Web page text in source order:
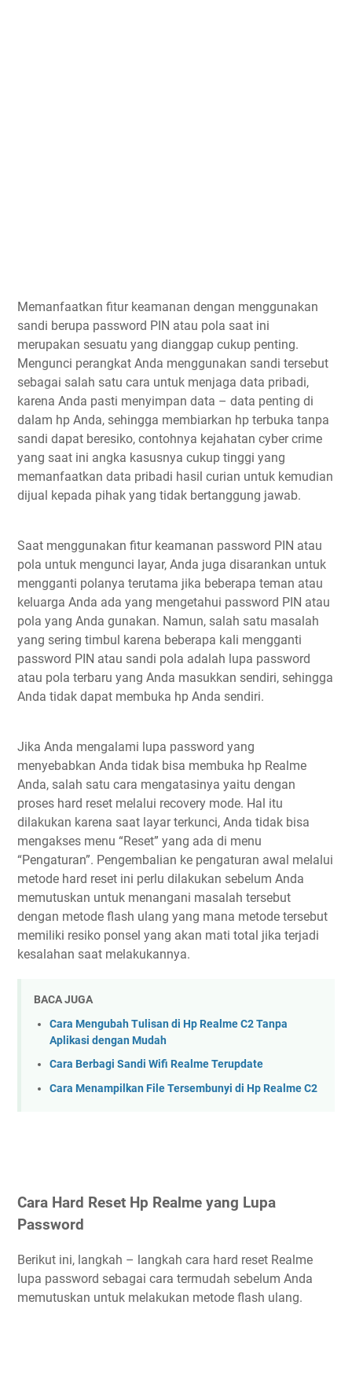
Memanfaatkan fitur keamanan dengan menggunakan
sandi berupa password PIN atau pola saat ini
merupakan sesuatu yang dianggap cukup penting.
Mengunci perangkat Anda menggunakan sandi tersebut
sebagai salah satu cara untuk menjaga data pribadi,
karena Anda pasti menyimpan data – data penting di
dalam hp Anda, sehingga membiarkan hp terbuka tanpa
sandi dapat beresiko, contohnya kejahatan cyber crime
yang saat ini angka kasusnya cukup tinggi yang
memanfaatkan data pribadi hasil curian untuk kemudian
dijual kepada pihak yang tidak bertanggung jawab.
Saat menggunakan fitur keamanan password PIN atau
pola untuk mengunci layar, Anda juga disarankan untuk
mengganti polanya terutama jika beberapa teman atau
keluarga Anda ada yang mengetahui password PIN atau
pola yang Anda gunakan. Namun, salah satu masalah
yang sering timbul karena beberapa kali mengganti
password PIN atau sandi pola adalah lupa password
atau pola terbaru yang Anda masukkan sendiri, sehingga
Anda tidak dapat membuka hp Anda sendiri.
Jika Anda mengalami lupa password yang
menyebabkan Anda tidak bisa membuka hp Realme
Anda, salah satu cara mengatasinya yaitu dengan
proses hard reset melalui recovery mode. Hal itu
dilakukan karena saat layar terkunci, Anda tidak bisa
mengakses menu “Reset” yang ada di menu
“Pengaturan”. Pengembalian ke pengaturan awal melalui
metode hard reset ini perlu dilakukan sebelum Anda
memutuskan untuk menangani masalah tersebut
dengan metode flash ulang yang mana metode tersebut
memiliki resiko ponsel yang akan mati total jika terjadi
kesalahan saat melakukannya.
BACA JUGA
Cara Mengubah Tulisan di Hp Realme C2 Tanpa
Aplikasi dengan Mudah
Cara Berbagi Sandi Wifi Realme Terupdate
Cara Menampilkan File Tersembunyi di Hp Realme C2
Cara Hard Reset Hp Realme yang Lupa
Password
Berikut ini, langkah – langkah cara hard reset Realme
lupa password sebagai cara termudah sebelum Anda
memutuskan untuk melakukan metode flash ulang.